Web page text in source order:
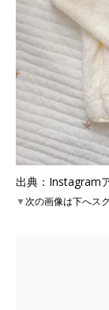
出典：Instagram
▼次の画像は下へス